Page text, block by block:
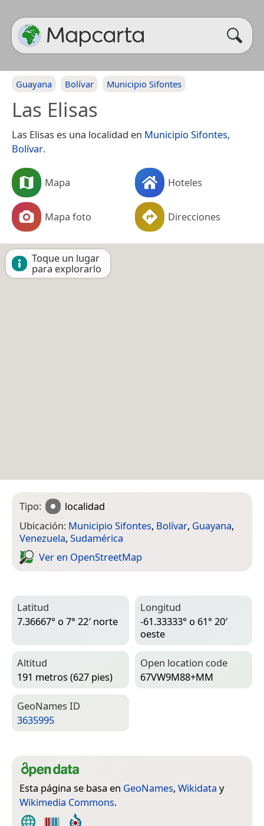
Guayana Bolívar Municipio Sifontes
Las Elisas
Las Elisas es una localidad en Municipio Sifontes,
Bolívar.
Mapa Hoteles
Mapa foto Direcciones
Toque un lugar
para explorarlo
Tipo:
localidad
Ubicación: Municipio Sifontes, Bolívar, Guayana,
Venezuela, Sudamérica
Ver en Open­Street­Map
Latitud
7.36667° o 7° 22′ norte
Longitud
-61.33333° o 61° 20′
oeste
Altitud
191 metros (627 pies)
Open location code
67VW9M88+MM
Geo­Names ID
3635995
Esta página se basa en GeoNames, Wikidata y
Wikimedia Commons.